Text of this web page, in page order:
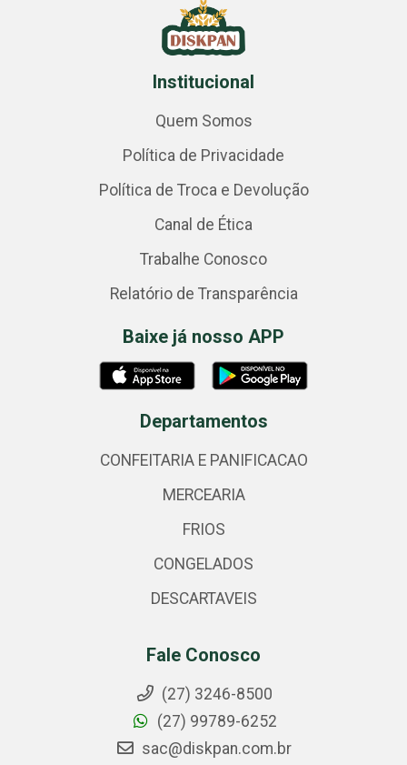
Institucional
Quem Somos
Política de Privacidade
Política de Troca e Devolução
Canal de Ética
Trabalhe Conosco
Relatório de Transparência
Baixe já nosso APP
Departamentos
CONFEITARIA E PANIFICACAO
MERCEARIA
FRIOS
CONGELADOS
DESCARTAVEIS
Fale Conosco
(27) 3246-8500
(27) 99789-6252
sac@diskpan.com.br